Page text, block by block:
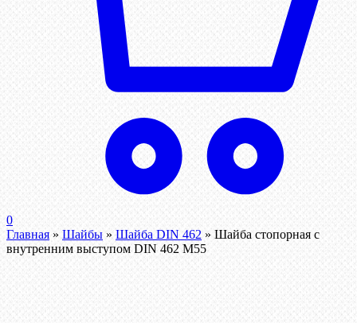
0
Главная » Шайбы » Шайба DIN 462 » Шайба стопорная с
внутренним выступом DIN 462 М55